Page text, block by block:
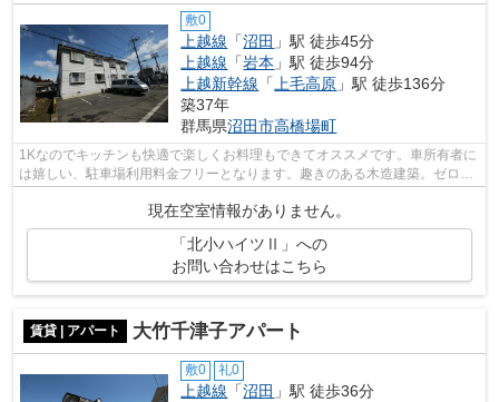
敷0
上越線 「沼田 」駅 徒歩45分
上越線 「岩本 」駅 徒歩94分
上越新幹線 「 上毛高原 」駅 徒歩136分
築37年
群馬県沼田市高橋場町
1Kなのでキッチンも快適で楽しくお料理もできてオススメです。車所有者に
は嬉しい、駐車場利用料金フリーとなります。趣きのある木造建築。ゼロ円
現在空室情報がありません。
「北小ハイツⅡ」への
お問い合わせはこちら
賃貸 | アパート 大竹千津子アパート
敷0 礼0
上越線 「沼田 」駅 徒歩36分